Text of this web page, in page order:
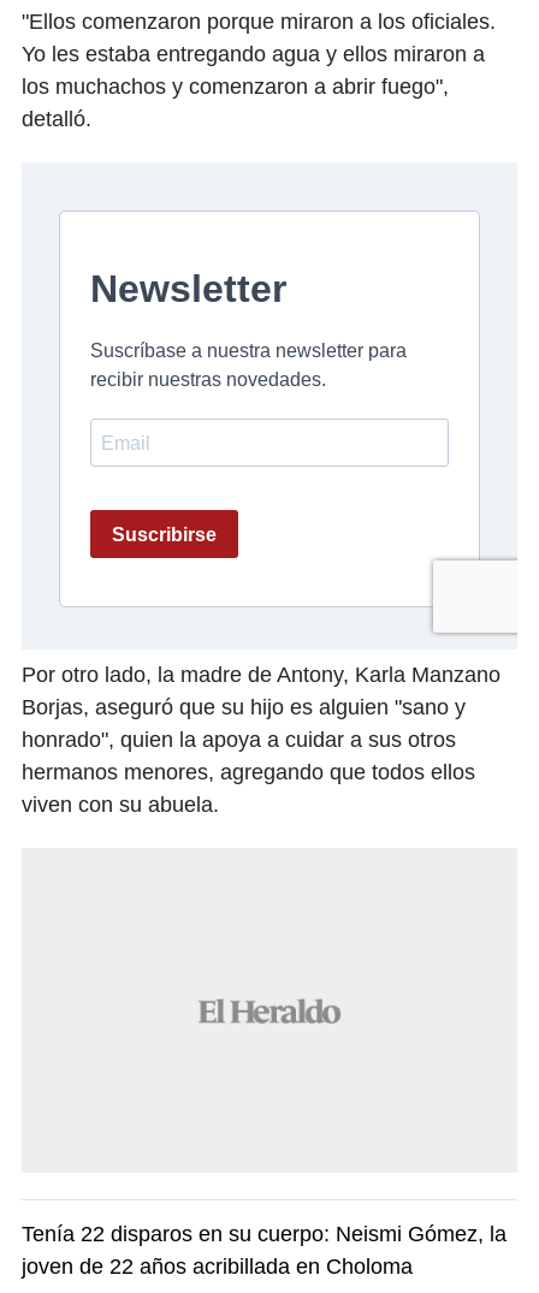
"Ellos comenzaron porque miraron a los oficiales.
Yo les estaba entregando agua y ellos miraron a
los muchachos y comenzaron a abrir fuego",
detalló.
Por otro lado, la madre de Antony, Karla Manzano
Borjas, aseguró que su hijo es alguien "sano y
honrado", quien la apoya a cuidar a sus otros
hermanos menores, agregando que todos ellos
viven con su abuela.
Tenía 22 disparos en su cuerpo: Neismi Gómez, la
joven de 22 años acribillada en Choloma